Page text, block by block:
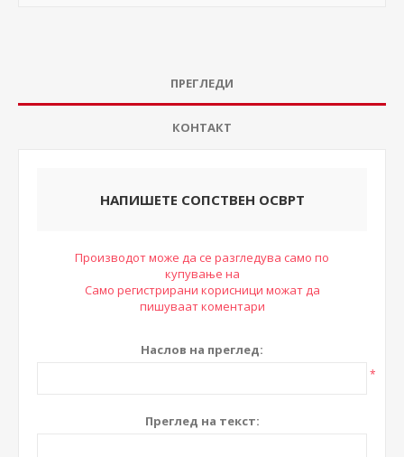
ПРЕГЛЕДИ
КОНТАКТ
НАПИШЕТЕ СОПСТВЕН ОСВРТ
Производот може да се разгледува само по
купување на
Само регистрирани корисници можат да
пишуваат коментари
Наслов на преглед:
*
Преглед на текст: